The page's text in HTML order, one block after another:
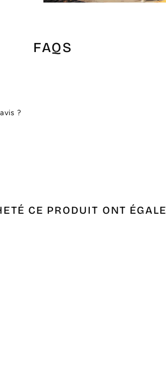
FAQS
?
CE PRODUIT ONT